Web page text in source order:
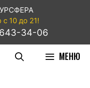
10 до 21!
643-34-06
МЕНЮ